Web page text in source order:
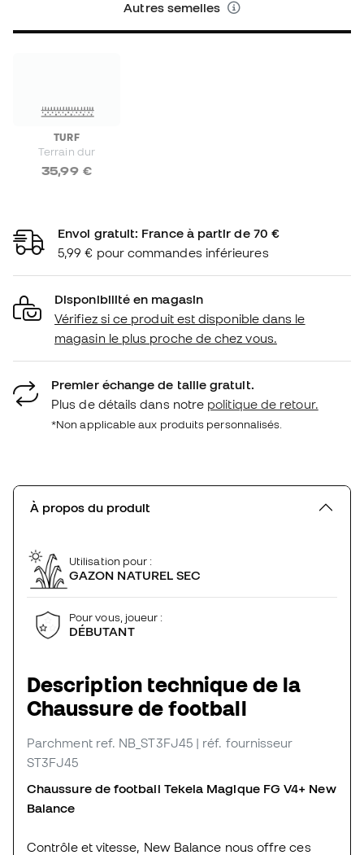
Autres semelles
TURF
Terrain dur
35,99 €
Envoi gratuit: France à partir de 70 €
5,99 € pour commandes inférieures
Disponibilité en magasin
Vérifiez si ce produit est disponible dans le
magasin le plus proche de chez vous.
Premier échange de taille gratuit.
Plus de détails dans notre politique de retour.
*Non applicable aux produits personnalisés.
À propos du produit
Utilisation pour :
GAZON NATUREL SEC
Pour vous, joueur :
DÉBUTANT
Description technique de la
Chaussure de football
Parchment ref. NB_ST3FJ45 | réf. fournisseur
ST3FJ45
Chaussure de football Tekela Magique FG V4+ New
Balance
Contrôle et vitesse, New Balance nous offre ces